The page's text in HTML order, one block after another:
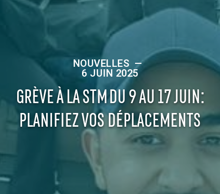
NOUVELLES —
6 JUIN 2025
GRÈVE À LA STM DU 9 AU 17 JUIN:
PLANIFIEZ VOS DÉPLACEMENTS